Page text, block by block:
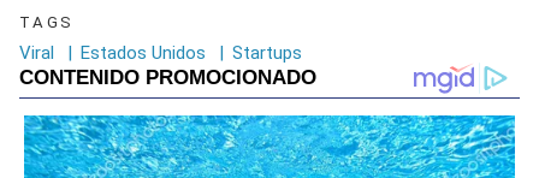
TAGS
Viral | Estados Unidos | Startups